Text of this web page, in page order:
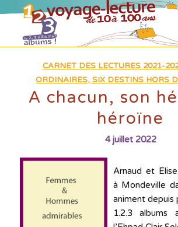
CARNET DES LECTURES 2021-
ORDINAIRES, SIX DESTINS HORS
A chacun, son
héroïne
4 juillet 2022
Arnaud et
à Mondeville
animent depuis
1.2.3